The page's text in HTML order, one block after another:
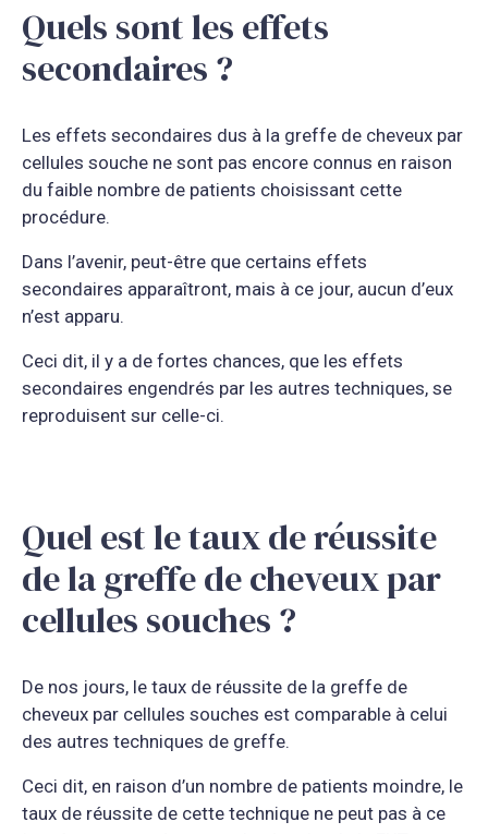
Quels sont les effets
secondaires ?
Les effets secondaires dus à la greffe de cheveux par
cellules souche ne sont pas encore connus en raison
du faible nombre de patients choisissant cette
procédure.
Dans l’avenir, peut-être que certains effets
secondaires apparaîtront, mais à ce jour, aucun d’eux
n’est apparu.
Ceci dit, il y a de fortes chances, que les effets
secondaires engendrés par les autres techniques, se
reproduisent sur celle-ci.
Quel est le taux de réussite
de la greffe de cheveux par
cellules souches ?
De nos jours, le taux de réussite de la greffe de
cheveux par cellules souches est comparable à celui
des autres techniques de greffe.
Ceci dit, en raison d’un nombre de patients moindre, le
taux de réussite de cette technique ne peut pas à ce